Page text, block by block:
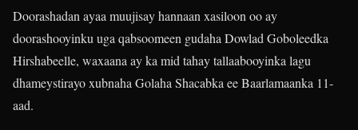
Doorashadan ayaa muujisay hannaan xasiloon oo ay
doorashooyinku uga qabsoomeen gudaha Dowlad Goboleedka
Hirshabeelle, waxaana ay ka mid tahay tallaabooyinka lagu
dhameystirayo xubnaha Golaha Shacabka ee Baarlamaanka 11-
aad.